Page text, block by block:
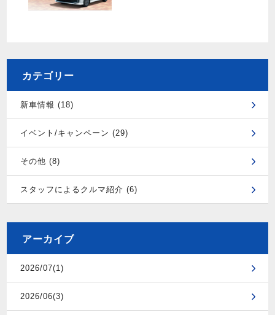
カテゴリー
新車情報 (18)
イベント/キャンペーン (29)
その他 (8)
スタッフによるクルマ紹介 (6)
アーカイブ
2026/07(1)
2026/06(3)